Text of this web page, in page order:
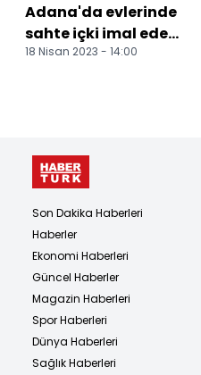
Adana'da evlerinde
sahte içki imal eden
4 kişi gözaltına
18 Nisan 2023 - 14:00
Son Dakika Haberleri
Haberler
Ekonomi Haberleri
Güncel Haberler
Magazin Haberleri
Spor Haberleri
Dünya Haberleri
Sağlık Haberleri